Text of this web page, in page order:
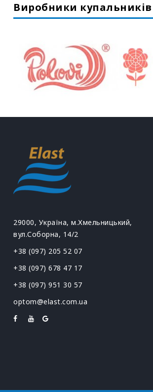
Виробники
29000, Україна, м.Хмельницький,
вул.Соборна, 14/2
+38 (097) 205 52 07
+38 (097) 678 47 17
+38 (097) 951 30 57
optom@elast.com.ua